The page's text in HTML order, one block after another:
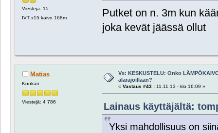
Viestejä: 15
IVT x15 kaivo 168m
Putket on n. 3m kun
joka kevät jäässä ollut
Matias
Konkari
Viestejä: 4 786
Vs: KESKUSTELU: Onko
alarajoillaan?
« Vastaus #43 :11.11.13 - klo:16:09 »
Lainaus käyttäjältä:
Yksi mahdollisuus on